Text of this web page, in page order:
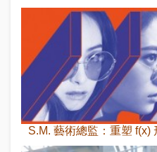
S.M. 藝術總監：重塑 f(x)